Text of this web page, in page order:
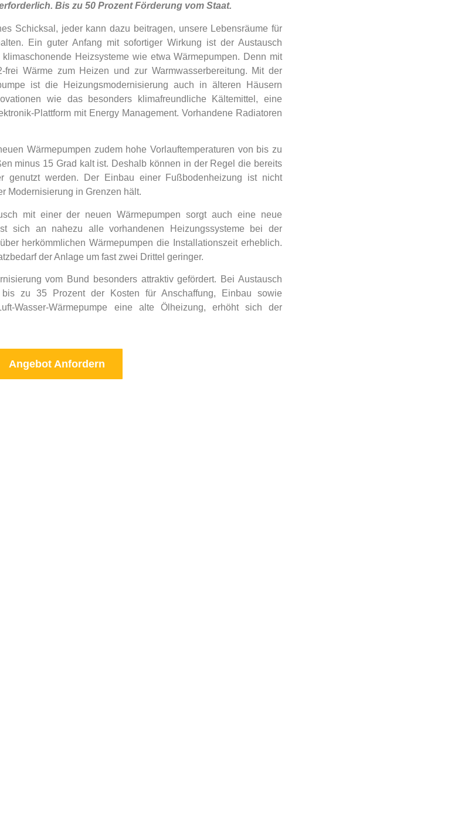
Bis zu 50 Prozent Förderung vom Staat.
Schicksal, jeder kann dazu beitragen, unsere Lebensräume für
Ein guter Anfang mit sofortiger Wirkung ist der Austausch
Heizsysteme wie etwa Wärmepumpen. Denn mit
frei Wärme zum Heizen und zur Warmwasserbereitung. Mit der
ist die Heizungsmodernisierung auch in älteren Häusern
wie das besonders klimafreundliche Kältemittel, eine
Plattform mit Energy Management. Vorhandene Radiatoren
Wärmepumpen zudem hohe Vorlauftemperaturen von bis zu
minus 15 Grad kalt ist. Deshalb können in der Regel die bereits
genutzt werden. Der Einbau einer Fußbodenheizung ist nicht
Modernisierung in Grenzen hält.
mit einer der neuen Wärmepumpen sorgt auch eine neue
sich an nahezu alle vorhandenen Heizungssysteme bei der
herkömmlichen Wärmepumpen die Installationszeit erheblich.
der Anlage um fast zwei Drittel geringer.
vom Bund besonders attraktiv gefördert. Bei Austausch
zu 35 Prozent der Kosten für Anschaffung, Einbau sowie
Wasser-Wärmepumpe eine alte Ölheizung, erhöht sich der
Angebot Anfordern